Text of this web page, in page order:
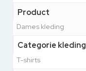
Product
Dames kleding
Categorie kleding
T-shirts